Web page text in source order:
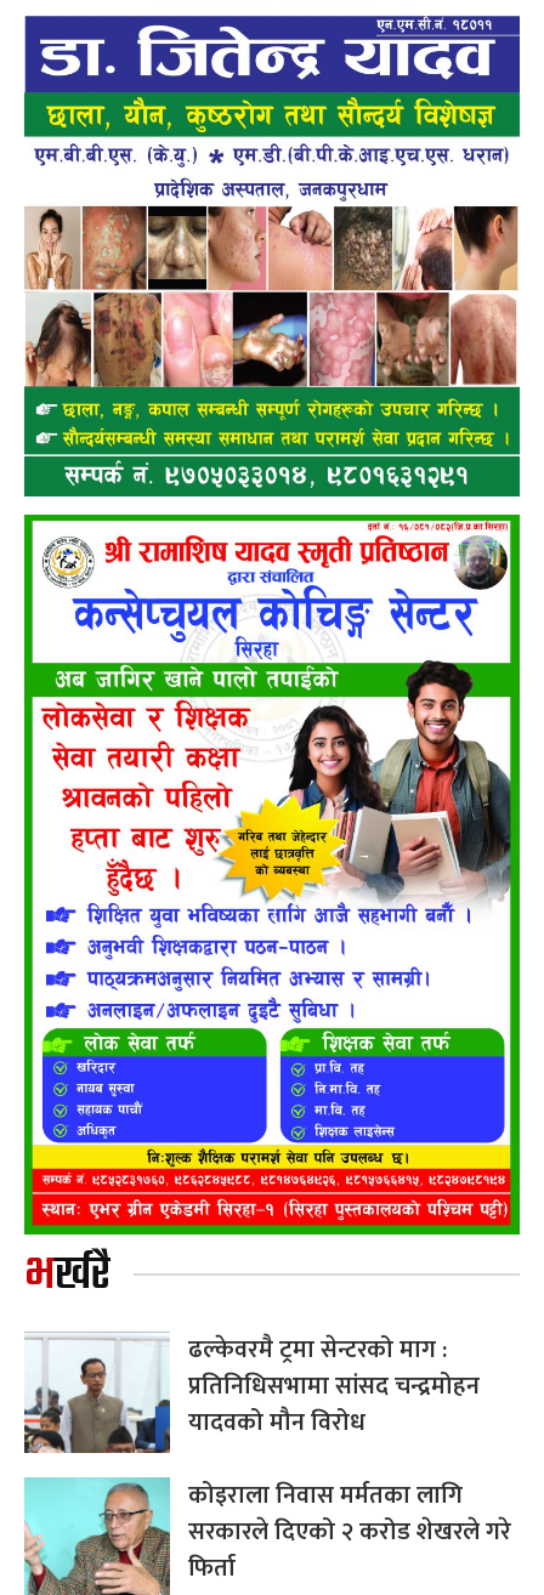
भर्खरै
ढल्केवरमै ट्रमा सेन्टरको माग :
प्रतिनिधिसभामा सांसद चन्द्रमोहन
यादवको मौन विरोध
कोइराला निवास मर्मतका लागि
सरकारले दिएको २ करोड शेखरले गरे
फिर्ता